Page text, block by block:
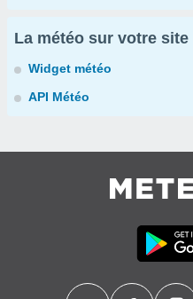
La météo sur votre site
Widget météo
API Météo